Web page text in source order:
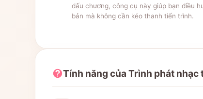
dấu chương, công cụ này giúp bạn điều
bản mà không cần kéo thanh tiến trình.
Tính năng của Trình phát nhạc